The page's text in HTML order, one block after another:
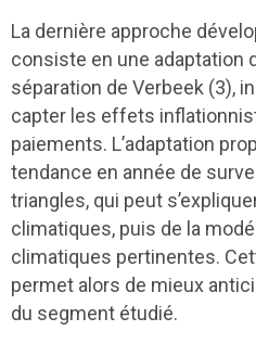
La dernière approche
consiste en une adaptation
séparation de Verbeek (3),
capter les effets
paiements. L’adaptation
tendance en année de
triangles, qui peut
climatiques, puis de la
climatiques pertinentes.
permet alors de mieux
du segment étudié.